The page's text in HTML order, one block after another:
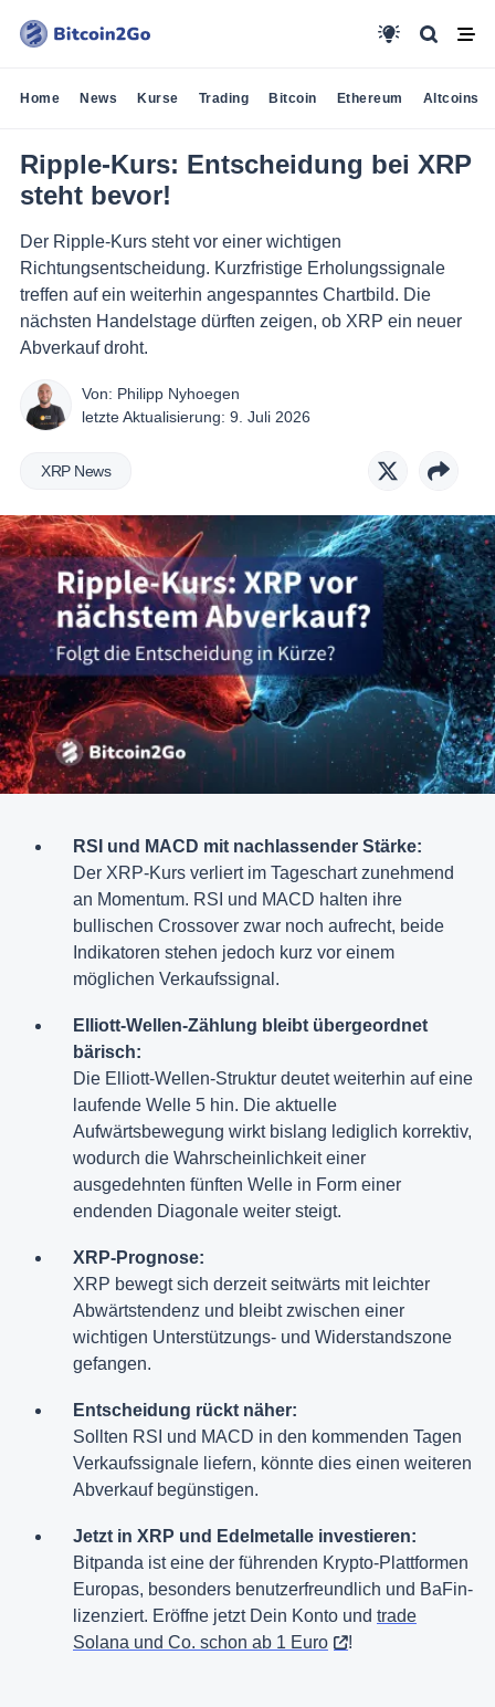
Home News Kurse Trading Bitcoin Ethereum Altcoins
Ripple-Kurs: Entscheidung bei XRP
steht bevor!
Der Ripple-Kurs steht vor einer wichtigen
Richtungsentscheidung. Kurzfristige Erholungssignale
treffen auf ein weiterhin angespanntes Chartbild. Die
nächsten Handelstage dürften zeigen, ob XRP ein neuer
Abverkauf droht.
Von: Philipp Nyhoegen
letzte Aktualisierung: 9. Juli 2026
XRP News
RSI und MACD mit nachlassender Stärke:
Der XRP-Kurs verliert im Tageschart zunehmend
an Momentum. RSI und MACD halten ihre
bullischen Crossover zwar noch aufrecht, beide
Indikatoren stehen jedoch kurz vor einem
möglichen Verkaufssignal.
Elliott-Wellen-Zählung bleibt übergeordnet
bärisch:
Die Elliott-Wellen-Struktur deutet weiterhin auf eine
laufende Welle 5 hin. Die aktuelle
Aufwärtsbewegung wirkt bislang lediglich korrektiv,
wodurch die Wahrscheinlichkeit einer
ausgedehnten fünften Welle in Form einer
endenden Diagonale weiter steigt.
XRP-Prognose:
XRP bewegt sich derzeit seitwärts mit leichter
Abwärtstendenz und bleibt zwischen einer
wichtigen Unterstützungs- und Widerstandszone
gefangen.
Entscheidung rückt näher:
Sollten RSI und MACD in den kommenden Tagen
Verkaufssignale liefern, könnte dies einen weiteren
Abverkauf begünstigen.
Jetzt in XRP und Edelmetalle investieren:
Bitpanda ist eine der führenden Krypto-Plattformen
Europas, besonders benutzerfreundlich und BaFin-
lizenziert. Eröffne jetzt Dein Konto und trade
Solana und Co. schon ab 1 Euro
!